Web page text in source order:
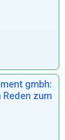
gmbh:
zum